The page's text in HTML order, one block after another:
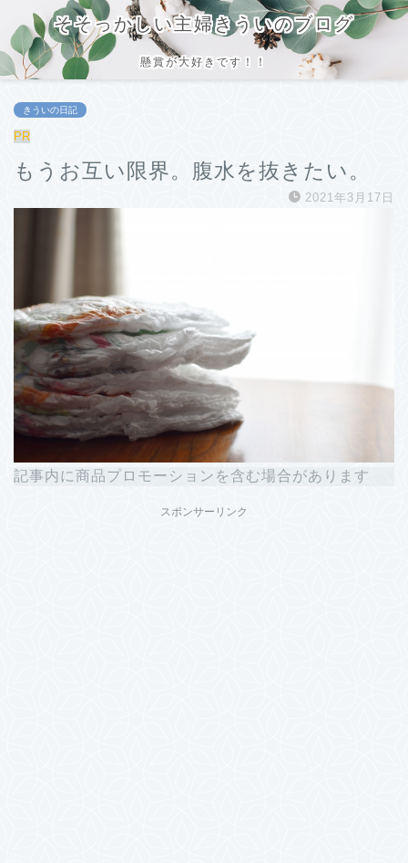
そそっかしい主婦きういのブログ
懸賞が大好きです！！
きういの日記
PR
もうお互い限界。腹水を抜きたい。
2021年3月17日
記事内に商品プロモーションを含む場合があります
スポンサーリンク